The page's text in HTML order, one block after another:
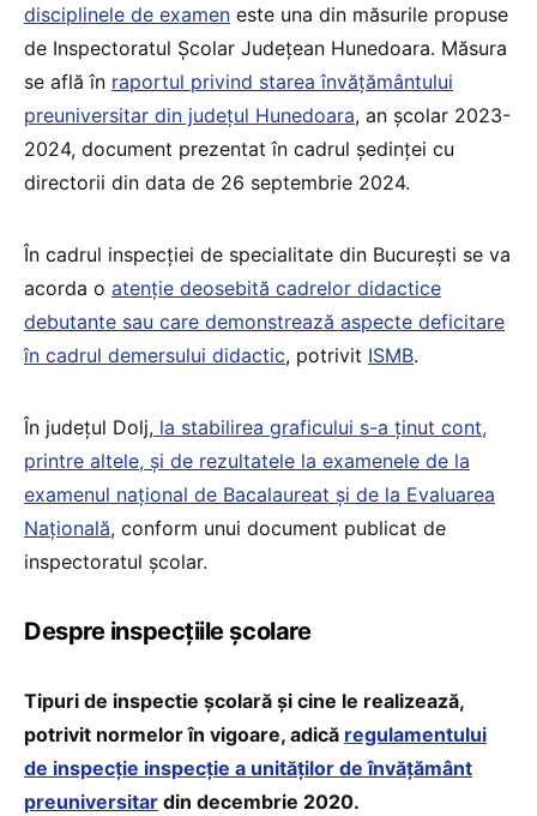
disciplinele de examen este una din măsurile propuse
de Inspectoratul Școlar Județean Hunedoara. Măsura
se află în raportul privind starea învățământului
preuniversitar din județul Hunedoara, an școlar 2023-
2024, document prezentat în cadrul ședinței cu
directorii din data de 26 septembrie 2024.
În cadrul inspecției de specialitate din București se va
acorda o atenție deosebită cadrelor didactice
debutante sau care demonstrează aspecte deficitare
în cadrul demersului didactic, potrivit ISMB.
În județul Dolj, la stabilirea graficului s-a ținut cont,
printre altele, și de rezultatele la examenele de la
examenul național de Bacalaureat și de la Evaluarea
Națională, conform unui document publicat de
inspectoratul școlar.
Despre inspecțiile școlare
Tipuri de inspectie școlară și cine le realizează,
potrivit normelor în vigoare, adică regulamentului
de inspecție inspecție a unităților de învățământ
preuniversitar din decembrie 2020.